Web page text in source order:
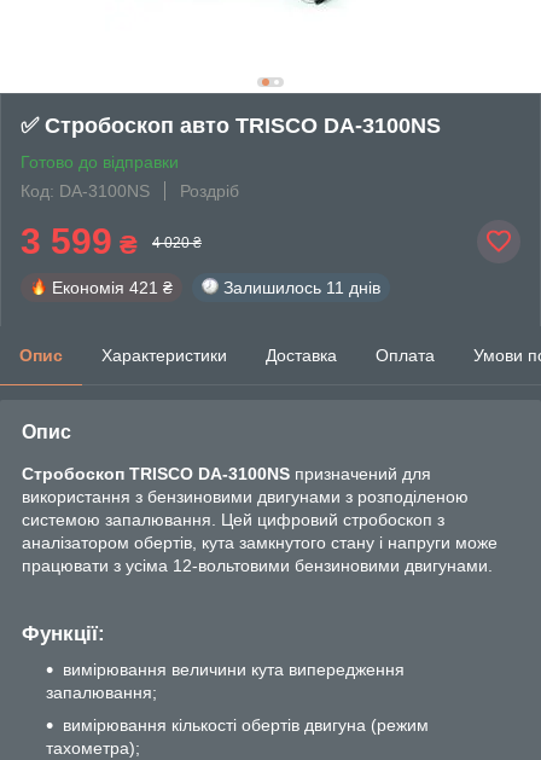
✅ Стробоскоп авто TRISCO DA-3100NS
Готово до відправки
Код: DA-3100NS
Роздріб
3 599 ₴ 4 020 ₴
Економія 421 ₴ Залишилось 11 днів
Опис Характеристики Доставка Оплата Умови
Опис
Стробоскоп TRISCO DA-3100NS призначений для
використання з бензиновими двигунами з розподіленою
системою запалювання. Цей цифровий стробоскоп з
аналізатором обертів, кута замкнутого стану і напруги може
працювати з усіма 12-вольтовими бензиновими двигунами.
Функції:
вимірювання величини кута випередження
запалювання;
вимірювання кількості обертів двигуна (режим
тахометра);